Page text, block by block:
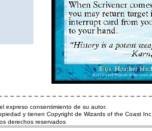
expreso consentimiento de su autor.
y tienen Copyright de Wizards of the Coast Inc.
derechos reservados